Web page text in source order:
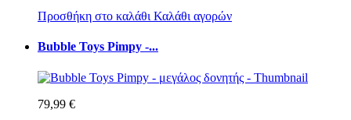
Προσθήκη στο καλάθι Καλάθι αγορών
Bubble Toys Pimpy -...
79,99 €